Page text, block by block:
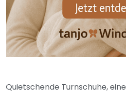
Quietschende Turnschuhe,